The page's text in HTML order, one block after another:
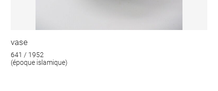
vase
641 / 1952
(époque islamique)